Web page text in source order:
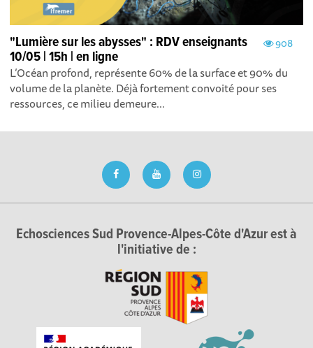
908
"Lumière sur les abysses" : RDV enseignants
10/05 | 15h | en ligne
L’Océan profond, représente 60% de la surface et 90% du
volume de la planète. Déjà fortement convoité pour ses
ressources, ce milieu demeure...
Echosciences Sud Provence-Alpes-Côte d'Azur est à
l'initiative de :